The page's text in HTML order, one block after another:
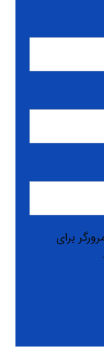
برای